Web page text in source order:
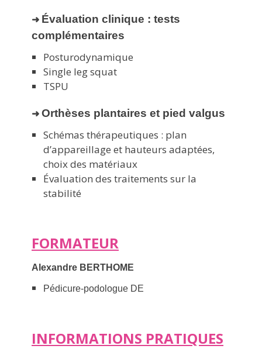
➜ Évaluation clinique : tests
complémentaires
Posturodynamique
Single leg squat
TSPU
➜ Orthèses plantaires et pied valgus
Schémas thérapeutiques : plan
d’appareillage et hauteurs adaptées,
choix des matériaux
Évaluation des traitements sur la
stabilité
FORMATEUR
Alexandre BERTHOME
Pédicure-podologue DE
INFORMATIONS PRATIQUES